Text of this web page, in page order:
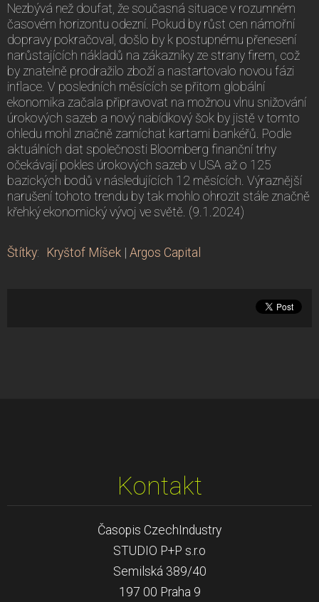
Nezbývá než doufat, že současná situace v rozumném
časovém horizontu odezní. Pokud by růst cen námořní
dopravy pokračoval, došlo by k postupnému přenesení
narůstajících nákladů na zákazníky ze strany firem, což
by znatelně prodražilo zboží a nastartovalo novou fázi
inflace. V posledních měsících se přitom globální
ekonomika začala připravovat na možnou vlnu snižování
úrokových sazeb a nový nabídkový šok by jistě v tomto
ohledu mohl značně zamíchat kartami bankéřů. Podle
aktuálních dat společnosti Bloomberg finanční trhy
očekávají pokles úrokových sazeb v USA až o 125
bazických bodů v následujících 12 měsících. Výraznější
narušení tohoto trendu by tak mohlo ohrozit stále značně
křehký ekonomický vývoj ve světě. (9.1.2024)
Štítky: Kryštof Míšek | Argos Capital
Kontakt
Časopis CzechIndustry
STUDIO P+P s.r.o
Semilská 389/40
197 00 Praha 9